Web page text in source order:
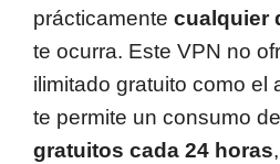
prácticamente cualquier
te ocurra. Este VPN no
ilimitado gratuito como el
te permite un consumo de
gratuitos cada 24 horas